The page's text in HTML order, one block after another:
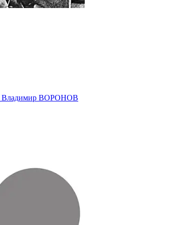
Владимир ВОРОНОВ